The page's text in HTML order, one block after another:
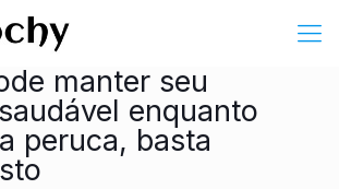
manter seu
enquanto
peruca, basta